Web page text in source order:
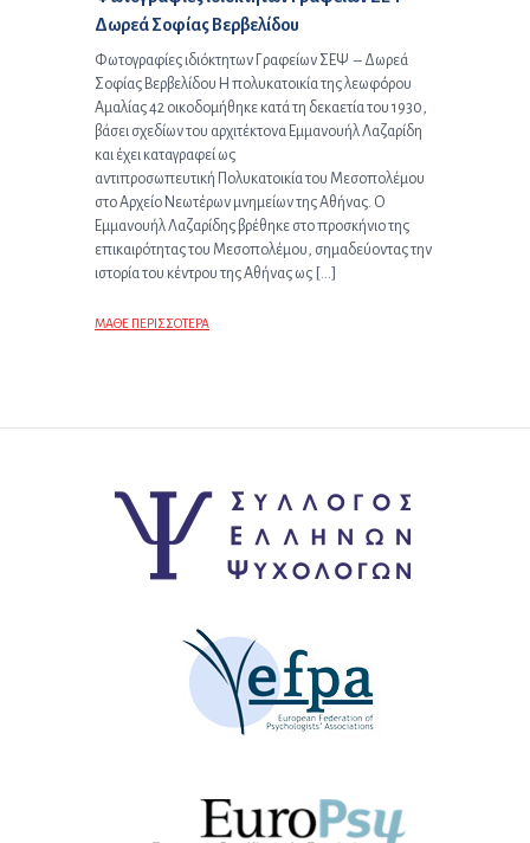
Δωρεά Σοφίας Βερβελίδου
Φωτογραφίες ιδιόκτητων Γραφείων ΣΕΨ – Δωρεά
Σοφίας Βερβελίδου Η πολυκατοικία της λεωφόρου
Αμαλίας 42 οικοδομήθηκε κατά τη δεκαετία του 1930,
βάσει σχεδίων του αρχιτέκτονα Εμμανουήλ Λαζαρίδη
και έχει καταγραφεί ως
αντιπροσωπευτική Πολυκατοικία του Μεσοπολέμου
στο Αρχείο Νεωτέρων μνημείων της Αθήνας. Ο
Εμμανουήλ Λαζαρίδης βρέθηκε στο προσκήνιο της
επικαιρότητας του Μεσοπολέμου, σημαδεύοντας την
ιστορία του κέντρου της Αθήνας ως […]
ΜΑΘΕ ΠΕΡΙΣΣΟΤΕΡΑ